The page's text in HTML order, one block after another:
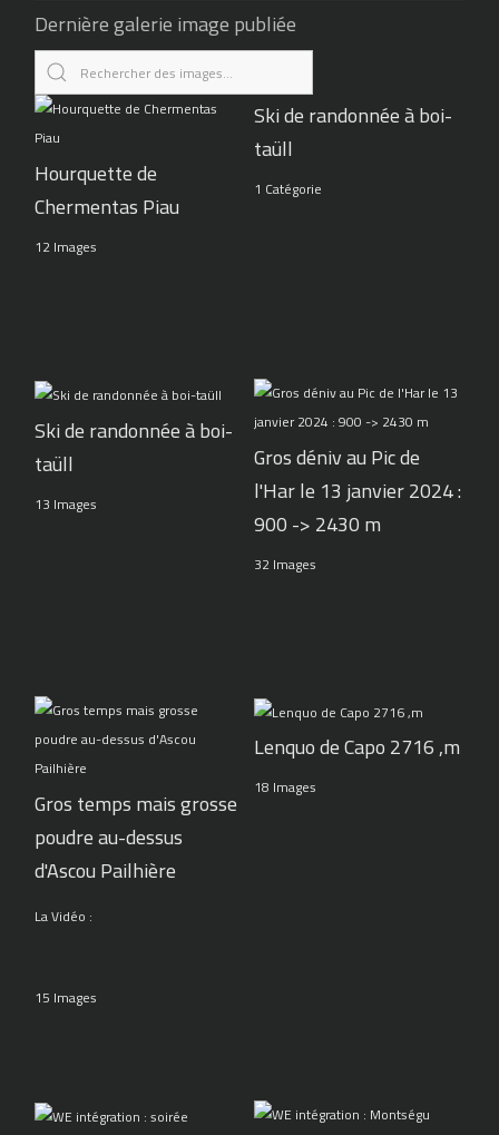
Dernière galerie image publiée
Hourquette de
Chermentas Piau
12 Images
Ski de randonnée à boi-
taüll
1 Catégorie
Ski de randonnée à boi-
taüll
13 Images
Gros déniv au Pic de
l'Har le 13 janvier 2024 :
900 -> 2430 m
32 Images
Gros temps mais grosse
poudre au-dessus
d'Ascou Pailhière
La Vidéo :
15 Images
Lenquo de Capo 2716 ,m
18 Images